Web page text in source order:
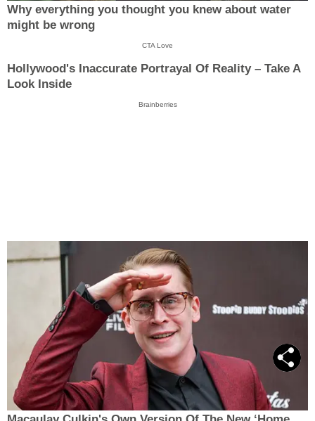
Why everything you thought you knew about water
might be wrong
CTA Love
Hollywood's Inaccurate Portrayal Of Reality – Take A
Look Inside
Brainberries